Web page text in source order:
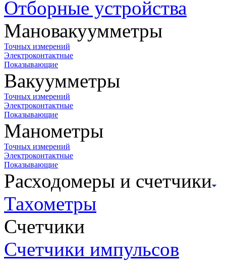
Отборные устройства
Мановакуумметры
Точных измерений
Электроконтактные
Показывающие
Вакуумметры
Точных измерений
Электроконтактные
Показывающие
Манометры
Точных измерений
Электроконтактные
Показывающие
Расходомеры и счетчики
Тахометры
Счетчики
Счетчики импульсов